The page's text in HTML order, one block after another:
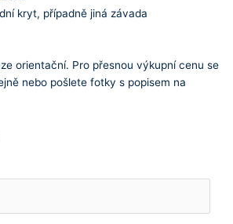
kryt, případně jiná závada
orientační. Pro přesnou výkupní cenu se
nebo pošlete fotky s popisem na